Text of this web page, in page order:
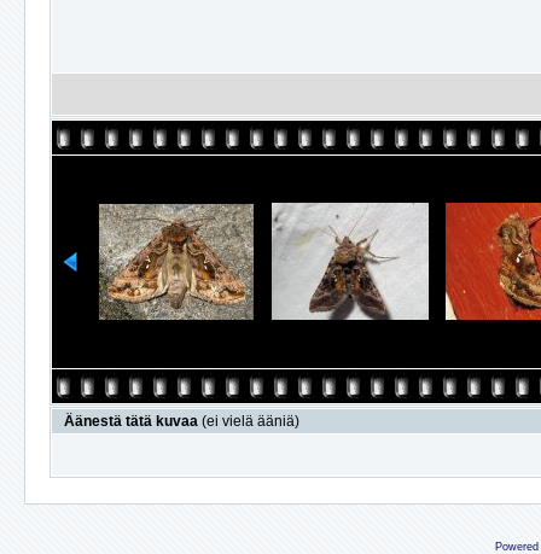
Äänestä tätä kuvaa (ei vielä ääniä)